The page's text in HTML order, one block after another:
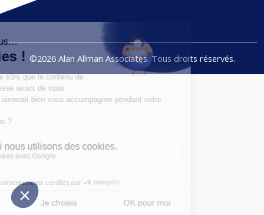
©2026 Alan Allman Associates. Tous droits réservés.